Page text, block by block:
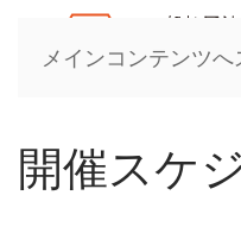
メインコンテンツ
開催スケ